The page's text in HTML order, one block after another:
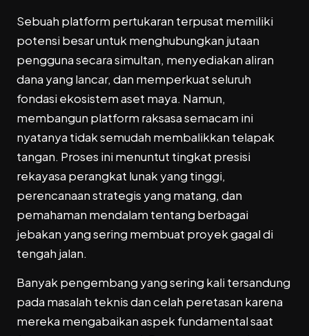
Sebuah platform pertukaran terpusat memiliki
potensi besar untuk menghubungkan jutaan
pengguna secara simultan, menyediakan aliran
dana yang lancar, dan memperkuat seluruh
fondasi ekosistem aset maya. Namun,
membangun platform raksasa semacam ini
nyatanya tidak semudah membalikkan telapak
tangan. Proses ini menuntut tingkat presisi
rekayasa perangkat lunak yang tinggi,
perencanaan strategis yang matang, dan
pemahaman mendalam tentang berbagai
jebakan yang sering membuat proyek gagal di
tengah jalan.
Banyak pengembang yang sering kali tersandung
pada masalah teknis dan celah peretasan karena
mereka mengabaikan aspek fundamental saat